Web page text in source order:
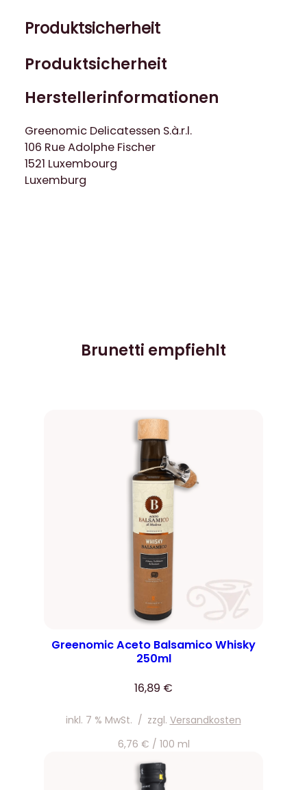
e
n
e
Produktsicherheit
Produktsicherheit
Herstellerinformationen
Greenomic Delicatessen S.à.r.l.
106 Rue Adolphe Fischer
1521 Luxembourg
Luxemburg
Brunetti empfiehlt
Greenomic Aceto Balsamico Whisky
250ml
16,89 €
inkl. 7 % MwSt. / zzgl. Versandkosten
6,76 € / 100 ml